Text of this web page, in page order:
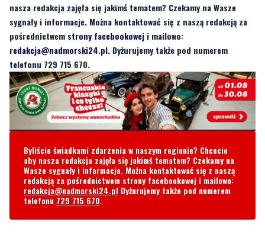
nasza redakcja zajęła się jakimś tematem? Czekamy na Wasze
sygnały i informacje. Można kontaktować się z naszą redakcją za
pośrednictwem strony facebookowej i mailowo:
redakcja@nadmorski24.pl. Dyżurujemy także pod numerem
telefonu 729 715 670.
Byliście świadkami zdarzenia w naszym regionie? Chcecie
aby nasza redakcja zajęła się jakimś tematem? Czekamy na
Wasze sygnały i informacje. Można kontaktować się z naszą
redakcją za pośrednictwem strony facebookowej i mailowo:
redakcja@nadmorski24.pl Dyżurujemy także pod numerem
telefonu 729 715 670.